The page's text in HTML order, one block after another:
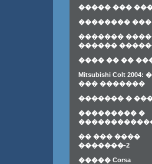
����� ���
��������
�������
������
���� �� ��
Mitsubishi Colt
��� �������
������� �
��������� �
�� ��� ����
�������-2
����� Corsa